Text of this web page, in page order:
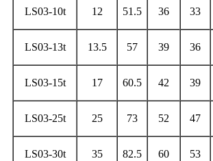
LS03-10t 12 51.5 36 33
LS03-13t 13.5 57 39 36
LS03-15t 17 60.5 42 39
LS03-25t 25 73 52 47
LS03-30t 35 82.5 60 53